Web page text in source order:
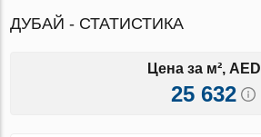
ДУБАЙ - СТАТИСТИКА
Цена за м², AED
25 632